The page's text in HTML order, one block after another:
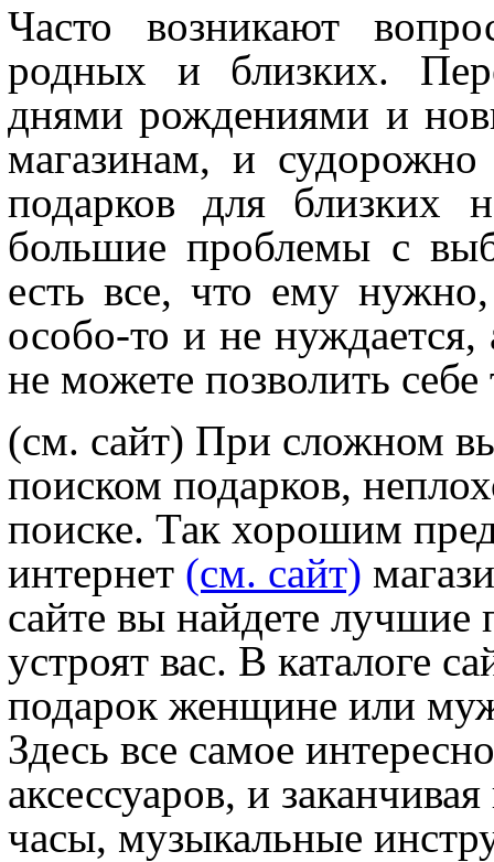
Часто возникают
родных и близких.
днями рождениями и
магазинам, и
подарков для близких
большие проблемы с
есть все, что ему
особо-то и не
не можете позволить
(см. сайт) При сложном
поиском подарков,
поиске. Так хорошим
интернет (см. сайт)
сайте вы найдете лучшие
устроят вас. В каталоге
подарок женщине или
Здесь все самое
аксессуаров, и
часы, музыкальные